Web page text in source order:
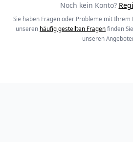
Noch kein Konto?
Sie haben Fragen oder Probleme mit Ihrem
unseren häufig gestellten Fragen finden
unseren